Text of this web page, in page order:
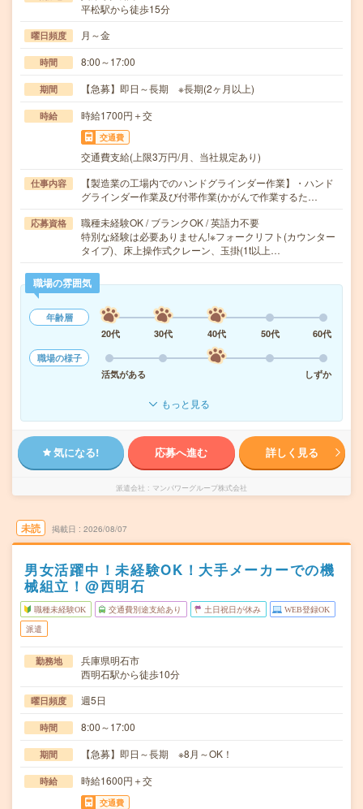
平松駅から徒歩15分
曜日頻度 月～金
時間 8:00～17:00
期間 【急募】即日～長期 ※長期(2ヶ月以上)
時給 時給1700円＋交
交通費
交通費支給(上限3万円/月、当社規定あり)
仕事内容
【製造業の工場内でのハンドグラインダー作業】・ハンド
グラインダー作業及び付帯作業(かがんで作業するた…
応募資格
職種未経験OK / ブランクOK / 英語力不要
特別な経験は必要ありません!※フォークリフト(カウンター
タイプ)、床上操作式クレーン、玉掛(1t以上…
職場の雰囲気
年齢層
20代
30代 40代 50代
60代
職場の様子
活気がある
しずか
もっと見る
気になる! 応募へ進む 詳しく見る
派遣会社 マンパワーグループ株式会社
未読 掲載日 2026/08/07
男女活躍中！未経験OK！大手メーカーでの機
械組立！@西明石
職種未経験OK 交通費別途支給あり 土日祝日が休み WEB登録OK
派遣
勤務地
兵庫県明石市
西明石駅から徒歩10分
曜日頻度 週5日
時間 8:00～17:00
期間 【急募】即日～長期 ※8月～OK！
時給 時給1600円＋交
交通費